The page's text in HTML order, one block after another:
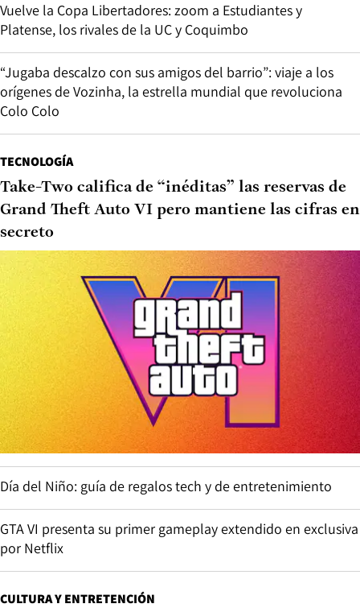
Vuelve la Copa Libertadores: zoom a Estudiantes y
Platense, los rivales de la UC y Coquimbo
“Jugaba descalzo con sus amigos del barrio”: viaje a los
orígenes de Vozinha, la estrella mundial que revoluciona
Colo Colo
TECNOLOGÍA
Take-Two califica de “inéditas” las reservas de
Grand Theft Auto VI pero mantiene las cifras en
secreto
Día del Niño: guía de regalos tech y de entretenimiento
GTA VI presenta su primer gameplay extendido en exclusiva
por Netflix
CULTURA Y ENTRETENCIÓN